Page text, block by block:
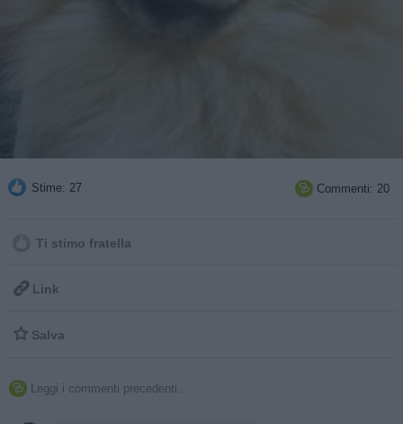
Stime: 27  Commenti: 20
Ti stimo fratella
 Link
 Salva
 Leggi i commenti precedenti...